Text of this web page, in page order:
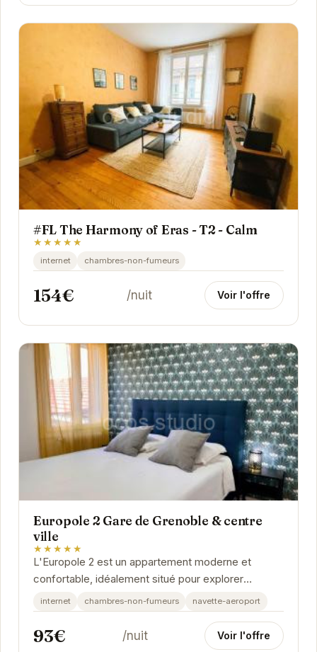
#FL The Harmony of Eras - T2 - Calm
★★★★★
internet chambres-non-fumeurs
154€ /nuit Voir l'offre
Europole 2 Gare de Grenoble & centre
ville
★★★★★
L'Europole 2 est un appartement moderne et
confortable, idéalement situé pour explorer
Grenoble. Sa proximité avec la gare et le centre-
ville vous...
internet chambres-non-fumeurs navette-aeroport
93€ /nuit Voir l'offre